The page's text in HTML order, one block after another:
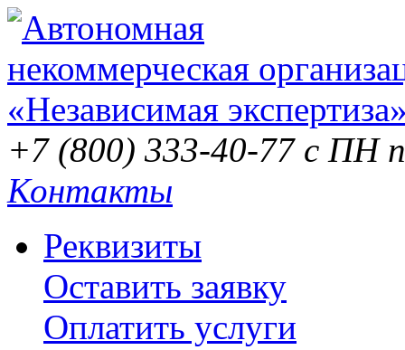
+7 (800) 333-40-77 с ПН
Контакты
Реквизиты
Оставить заявку
Оплатить услуги